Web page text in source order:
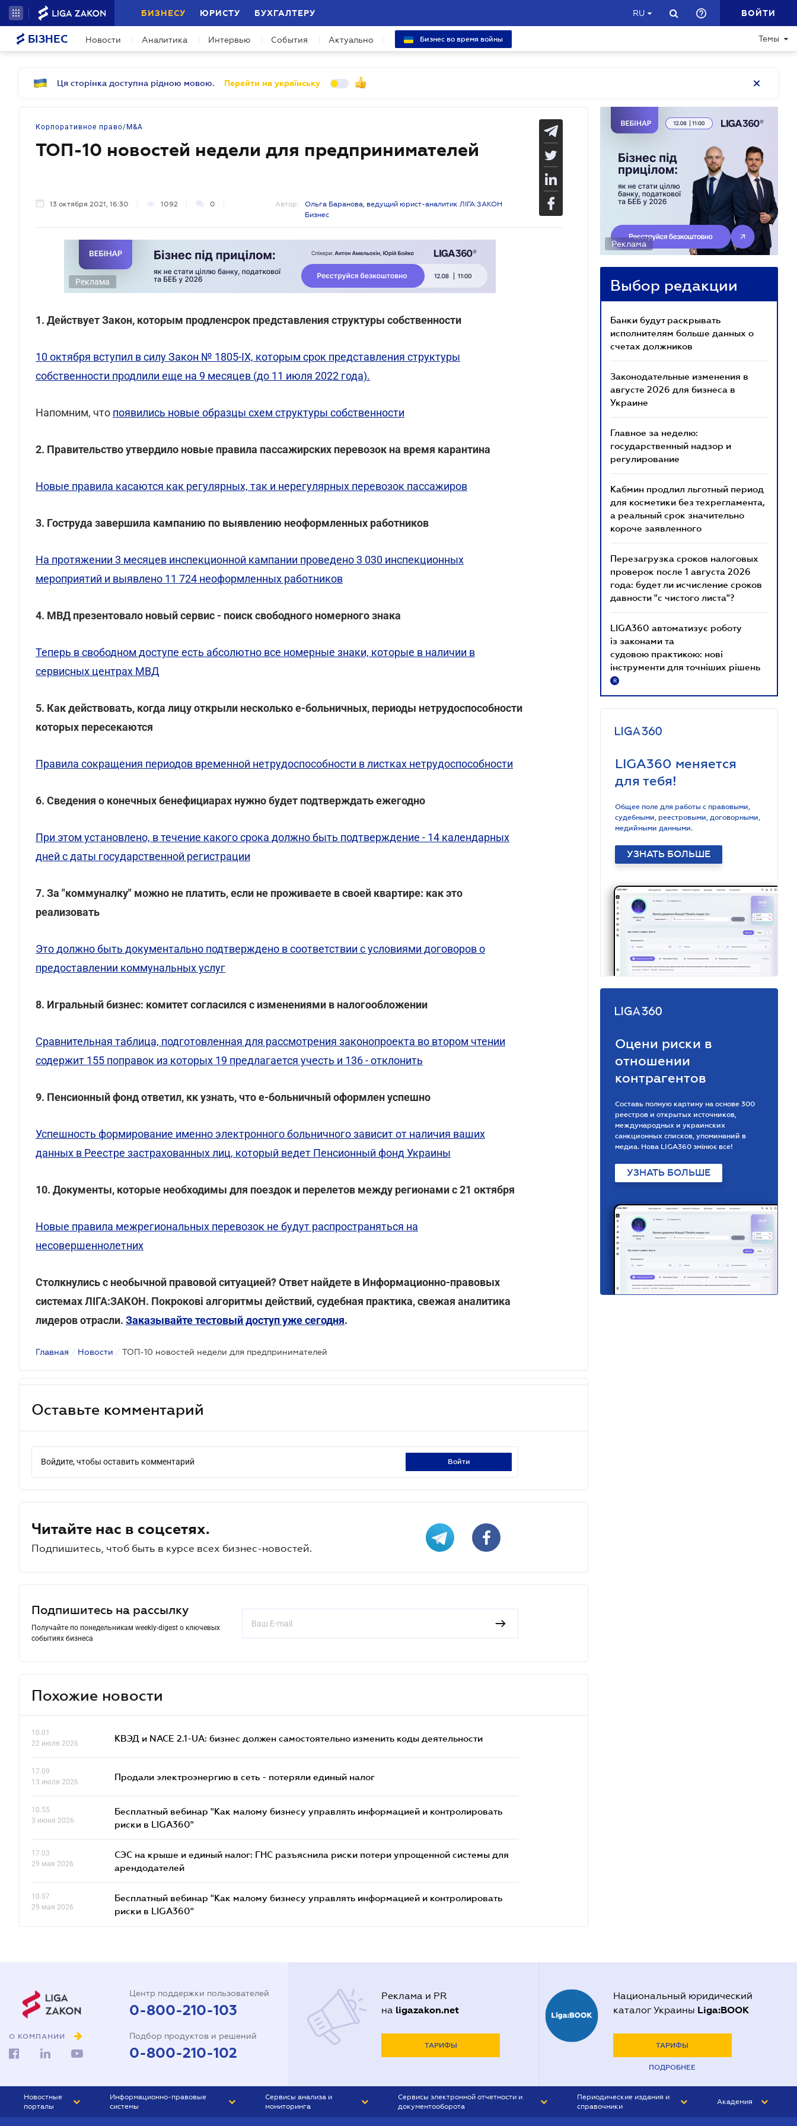
БИЗНЕСУ ЮРИСТУ БУХГАЛТЕРУ RU ВОЙТИ
БІЗНЕС Новости Аналитика Интервью События Актуально Бизнес во время войны Темы
Ця сторінка доступна рідною мовою. Перейти на українську
Корпоративное право/M&A
ТОП-10 новостей недели для предпринимателей
13 октября 2021, 16:30 1092 0 Автор:
Ольга Баранова, ведущий юрист-аналитик ЛІГА:ЗАКОН
Бизнес
Реклама
1. Действует Закон, которым продленсрок представления структуры собственности
10 октября вступил в силу Закон № 1805-IX, которым срок представления структуры
собственности продлили еще на 9 месяцев (до 11 июля 2022 года).
Напомним, что появились новые образцы схем структуры собственности
2. Правительство утвердило новые правила пассажирских перевозок на время карантина
Новые правила касаются как регулярных, так и нерегулярных перевозок пассажиров
3. Гоструда завершила кампанию по выявлению неоформленных работников
На протяжении 3 месяцев инспекционной кампании проведено 3 030 инспекционных
мероприятий и выявлено 11 724 неоформленных работников
4. МВД презентовало новый сервис - поиск свободного номерного знака
Теперь в свободном доступе есть абсолютно все номерные знаки, которые в наличии в
сервисных центрах МВД
5. Как действовать, когда лицу открыли несколько е-больничных, периоды нетрудоспособности
которых пересекаются
Правила сокращения периодов временной нетрудоспособности в листках нетрудоспособности
6. Сведения о конечных бенефициарах нужно будет подтверждать ежегодно
При этом установлено, в течение какого срока должно быть подтверждение - 14 календарных
дней с даты государственной регистрации
7. За "коммуналку" можно не платить, если не проживаете в своей квартире: как это
реализовать
Это должно быть документально подтверждено в соответствии с условиями договоров о
предоставлении коммунальных услуг
8. Игральный бизнес: комитет согласился с изменениями в налогообложении
Сравнительная таблица, подготовленная для рассмотрения законопроекта во втором чтении
содержит 155 поправок из которых 19 предлагается учесть и 136 - отклонить
9. Пенсионный фонд ответил, кк узнать, что е-больничный оформлен успешно
Успешность формирование именно электронного больничного зависит от наличия ваших
данных в Реестре застрахованных лиц, который ведет Пенсионный фонд Украины
10. Документы, которые необходимы для поездок и перелетов между регионами с 21 октября
Новые правила межрегиональных перевозок не будут распространяться на
несовершеннолетних
Столкнулись с необычной правовой ситуацией? Ответ найдете в Информационно-правовых
системах ЛІГА:ЗАКОН. Покрокові алгоритмы действий, судебная практика, свежая аналитика
лидеров отрасли. Заказывайте тестовый доступ уже сегодня.
Главная / Новости / ТОП-10 новостей недели для предпринимателей
Оставьте комментарий
Войдите, чтобы оставить комментарий войти
Читайте нас в соцсетях.
Подпишитесь, чтоб быть в курсе всех бизнес-новостей.
Подпишитесь на рассылку
Получайте по понедельникам weekly-digest о ключевых
событиях бизнеса
Похожие новости
10.01
22 июля 2026
КВЭД и NACE 2.1-UA: бизнес должен самостоятельно изменить коды деятельности
17.09
13 июля 2026
Продали электроэнергию в сеть - потеряли единый налог
10.55
3 июня 2026
Бесплатный вебинар "Как малому бизнесу управлять информацией и контролировать
риски в LIGA360"
17.03
29 мая 2026
СЭС на крыше и единый налог: ГНС разъяснила риски потери упрощенной системы для
арендодателей
10.07
29 мая 2026
Бесплатный вебинар "Как малому бизнесу управлять информацией и контролировать
риски в LIGA360"
Реклама
Выбор редакции
Банки будут раскрывать
исполнителям больше данных о
счетах должников
Законодательные изменения в
августе 2026 для бизнеса в
Украине
Главное за неделю:
государственный надзор и
регулирование
Кабмин продлил льготный период
для косметики без техрегламента,
а реальный срок значительно
короче заявленного
Перезагрузка сроков налоговых
проверок после 1 августа 2026
года: будет ли исчисление сроков
давности "с чистого листа"?
LIGA360 автоматизує роботу
із законами та
судовою практикою: нові
інструменти для точніших рішень
R
LIGA360 меняется
для тебя!
Общее поле для работы с правовыми,
судебными, реестровыми, договорными,
медийными данными.
УЗНАТЬ БОЛЬШЕ
Оцени риски в
отношении
контрагентов
Составь полную картину на основе 300
реестров и открытых источников,
международных и украинских
санкционных списков, упоминаний в
медиа. Нова LIGA360 змінює все!
УЗНАТЬ БОЛЬШЕ
О КОМПАНИИ
Центр поддержки пользователей
0-800-210-103
Подбор продуктов и решений
0-800-210-102
Реклама и PR
на ligazakon.net
ТАРИФЫ
Национальный юридический
каталог Украины Liga:BOOK
ТАРИФЫ
ПОДРОБНЕЕ
Новостные
порталы
Информационно-правовые
системы
Сервисы анализа и
мониторинга
Сервисы электронной отчетности и
документооборота
Периодические издания и
справочники
Академия